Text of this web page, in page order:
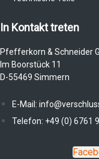
In Kontakt treten
Pfefferkorn & Schneider
Im Boorstück 11
D-55469 Simmern
E-Mail:
Telefon: +49 (0) 6761